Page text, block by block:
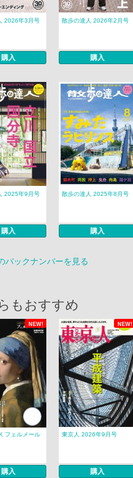
2026年3月号
購入
散歩の達人 2026年2月号
購入
2025年9月号
購入
散歩の達人 2025年8月号
購入
バックナンバーを見る
もおすすめ
NEW! NEW!
フェルメール
購入
東京人 2026年9月号
購入